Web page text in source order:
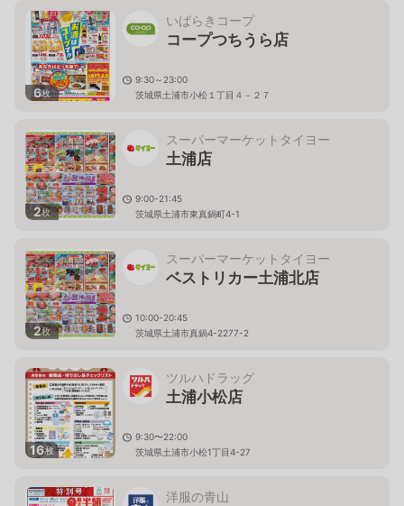
6枚
いばらきコープ
コープつちうら店
9:30～23:00
茨城県土浦市小松１丁目４－２７
2枚
スーパーマーケットタイヨー
土浦店
9:00-21:45
茨城県土浦市東真鍋町4-1
2枚
スーパーマーケットタイヨー
ベストリカー土浦北店
10:00-20:45
茨城県土浦市真鍋4-2277-2
16枚
ツルハドラッグ
土浦小松店
9:30〜22:00
茨城県土浦市小松1丁目4-27
洋服の青山